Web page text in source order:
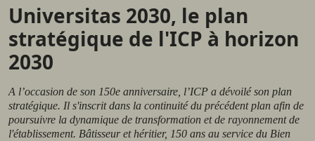
Universitas 2030, le plan
stratégique de l'ICP à horizon
2030
A l’occasion de son 150e anniversaire, l’ICP a dévoilé son plan
stratégique. Il s'inscrit dans la continuité du précédent plan afin de
poursuivre la dynamique de transformation et de rayonnement de
l'établissement. Bâtisseur et héritier, 150 ans au service du Bien